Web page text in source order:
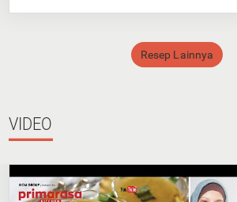
Resep Lainnya
VIDEO